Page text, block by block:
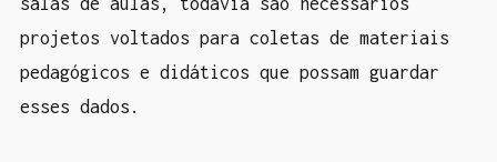
projetos voltados para coletas de materiais
pedagógicos e didáticos que possam guardar
esses dados.